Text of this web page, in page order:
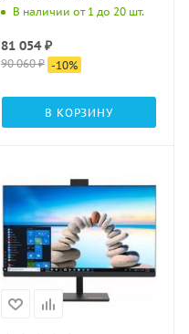
Intel Core i5
16Gb/SSD
512Gb/Web5MP/HDMI,DP,VGA/
3.2 Gen1,USB Type-
C,CR/2xUSB
В наличии от 1 до 20 шт.
81 054₽
90 060₽ -10%
В КОРЗИНУ